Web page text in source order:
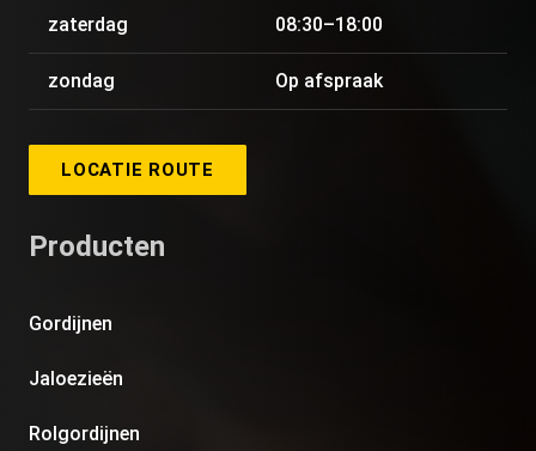
zaterdag 08:30–18:00
zondag Op afspraak
LOCATIE ROUTE
Producten
Gordijnen
Jaloezieën
Rolgordijnen